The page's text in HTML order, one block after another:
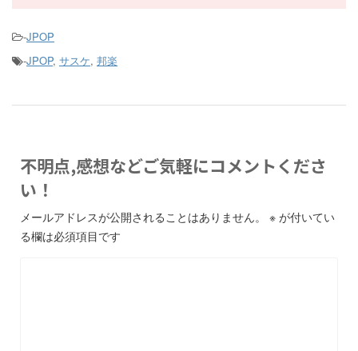
-JPOP
-JPOP, サスケ, 邦楽
不明点,感想などご気軽にコメントくださ
い！
メールアドレスが公開されることはありません。 ※ が付いてい
る欄は必須項目です